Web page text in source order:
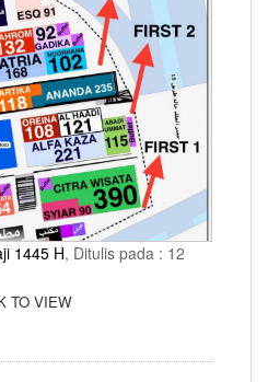
1445 H, Ditulis pada : 12
TO VIEW